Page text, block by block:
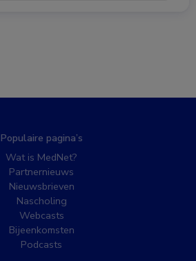
Populaire pagina’s
Wat is MedNet?
Partnernieuws
Nieuwsbrieven
Nascholing
Webcasts
Bijeenkomsten
Podcasts